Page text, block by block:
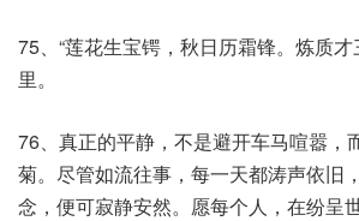
75、“莲花生宝锷，秋日历霜锋。炼质
里。
76、真正的平静，不是避开车马喧嚣，
菊。尽管如流往事，每一天都涛声依旧
念，便可寂静安然。愿每个人，在纷呈